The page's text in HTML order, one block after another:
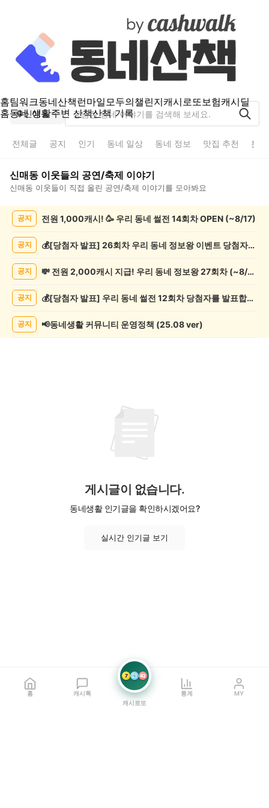
홈팀워크동네산책런마일모두의챌린지캐시로또보험캐시딜
홈동네 생활주변 산책산책 기록
신매동
전체글 공지 인기 동네 일상 동네 정보 맛집 추천 분
신매동 이웃들의 공연/축제 이야기
신매동 이웃들이 직접 올린 공연/축제 이야기를 모아봐요
록
공지 전원 1,000캐시! 🥳 우리 동네 썰전 14회차 OPEN (~8/17)
공지 💰[당첨자 발표] 26회차 우리 동네 정보왕 이벤트 당첨자를 발표합니다!
공지 💸 전원 2,000캐시 지급! 우리 동네 정보왕 27회차 (~8/10)
공지 💰[당첨자 발표] 우리 동네 썰전 12회차 당첨자를 발표합니다!
공지 📢동네생활 커뮤니티 운영정책 (25.08 ver)
게시글이 없습니다.
동네생활 인기글을 확인하시겠어요?
실시간 인기글 보기
홈 캐시톡
7 21 42
캐시로또
통계 MY